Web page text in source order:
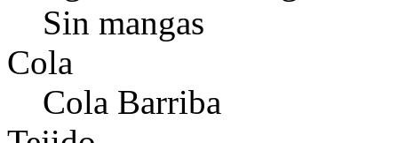
Sin mangas
Cola
Cola Barriba